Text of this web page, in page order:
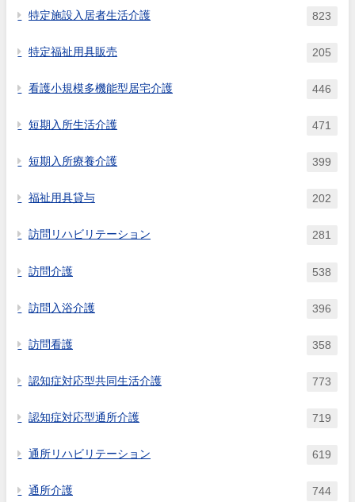
特定施設入居者生活介護 823
特定福祉用具販売 205
看護小規模多機能型居宅介護 446
短期入所生活介護 471
短期入所療養介護 399
福祉用具貸与 202
訪問リハビリテーション 281
訪問介護 538
訪問入浴介護 396
訪問看護 358
認知症対応型共同生活介護 773
認知症対応型通所介護 719
通所リハビリテーション 619
通所介護 744